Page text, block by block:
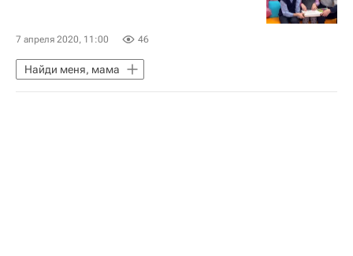
7 апреля 2020, 11:00 46
Найди меня, мама